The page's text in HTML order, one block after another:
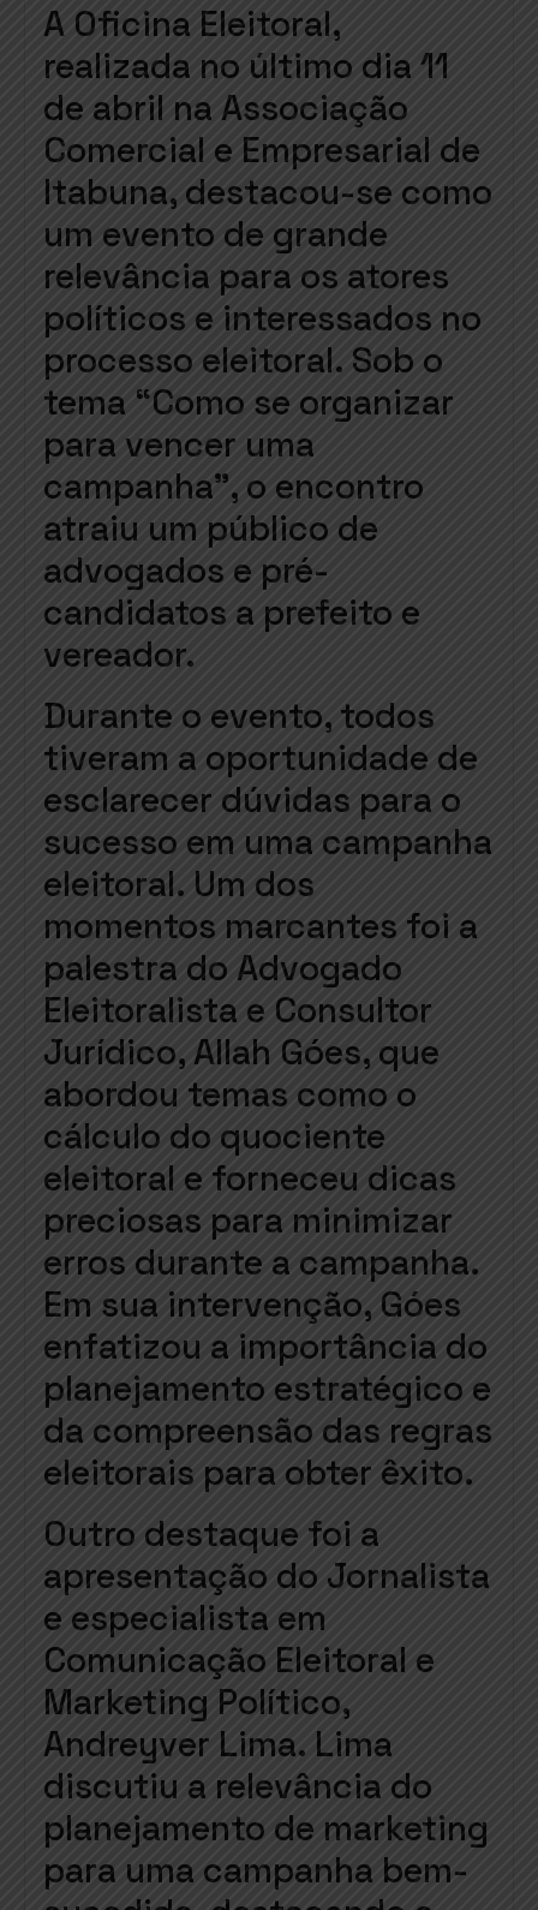
A Oficina Eleitoral,
realizada no último dia 11
de abril na Associação
Comercial e Empresarial de
Itabuna, destacou-se como
um evento de grande
relevância para os atores
políticos e interessados no
processo eleitoral. Sob o
tema “Como se organizar
para vencer uma
campanha”, o encontro
atraiu um público de
advogados e pré-
candidatos a prefeito e
vereador.
Durante o evento, todos
tiveram a oportunidade de
esclarecer dúvidas para o
sucesso em uma campanha
eleitoral. Um dos
momentos marcantes foi a
palestra do Advogado
Eleitoralista e Consultor
Jurídico, Allah Góes, que
abordou temas como o
cálculo do quociente
eleitoral e forneceu dicas
preciosas para minimizar
erros durante a campanha.
Em sua intervenção, Góes
enfatizou a importância do
planejamento estratégico e
da compreensão das regras
eleitorais para obter êxito.
Outro destaque foi a
apresentação do Jornalista
e especialista em
Comunicação Eleitoral e
Marketing Político,
Andreyver Lima. Lima
discutiu a relevância do
planejamento de marketing
para uma campanha bem-